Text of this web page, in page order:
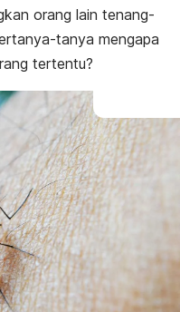
orang lain tenang-
tanya mengapa
tertentu?